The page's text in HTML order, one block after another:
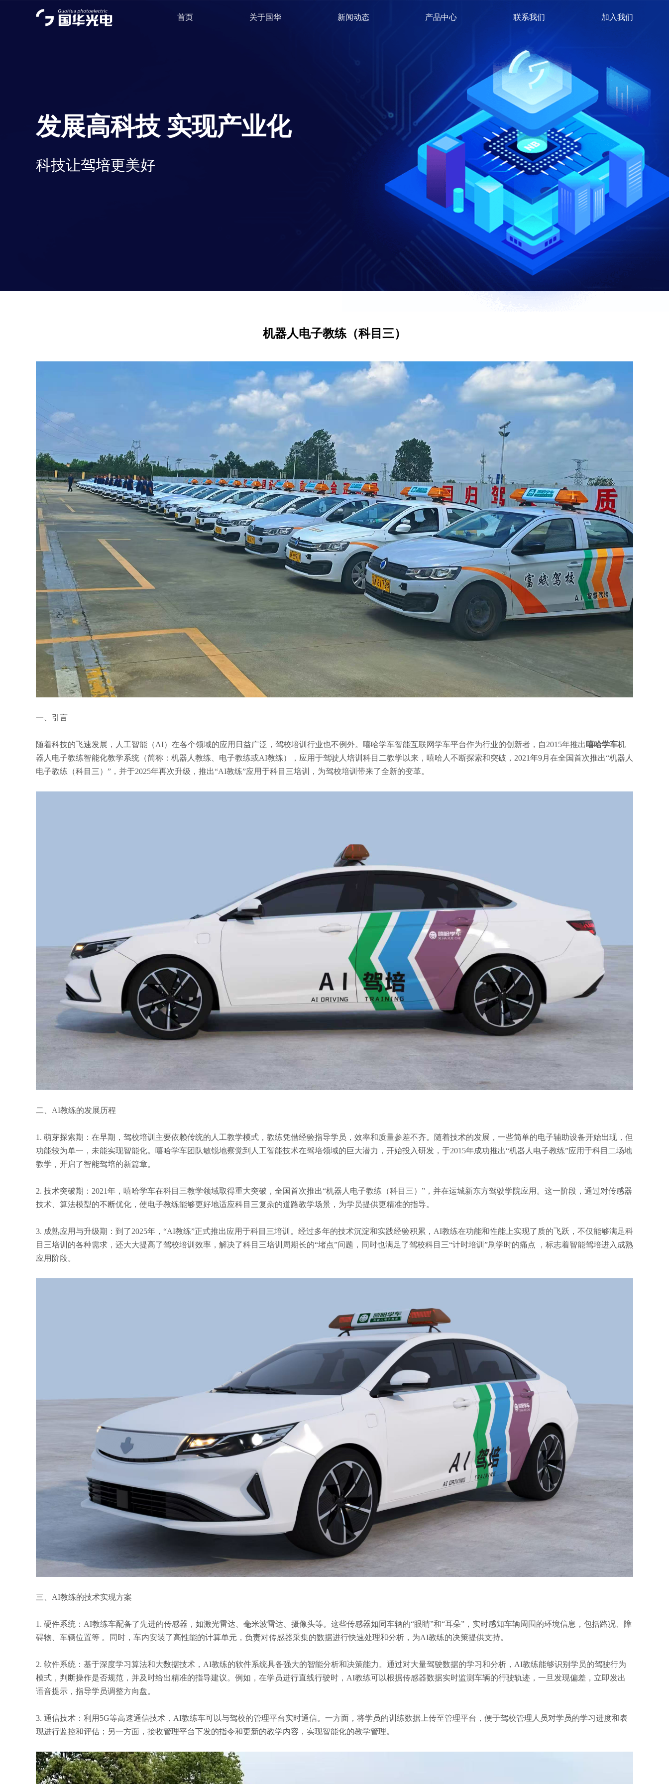
首页 关于国华 新闻动态 产品中心 联系我们 加入我们
发展高科技 实现产业化
科技让驾培更美好
机器人电子教练（科目三）
一、引言
随着科技的飞速发展，人工智能（AI）在各个领域的应用日益广泛，驾校培训行业也不例外。嘻哈学车智能互联网学车平台作为行业的创新者，自2015年推出 嘻哈学车机
器人电子教练智能化教学系统（简称：机器人教练、电子教练或AI教练），应用于驾驶人培训科目二教学以来，嘻哈人不断探索和突破，2021年9月在全国首次推出“机器人
电子教练（科目三）”，并于2025年再次升级，推出“AI教练”应用于科目三培训，为驾校培训带来了全新的变革。
二、AI教练的发展历程
1. 萌芽探索期：在早期，驾校培训主要依赖传统的人工教学模式，教练凭借经验指导学员，效率和质量参差不齐。随着技术的发展，一些简单的电子辅助设备开始出现，但
功能较为单一，未能实现智能化。嘻哈学车团队敏锐地察觉到人工智能技术在驾培领域的巨大潜力，开始投入研发，于2015年成功推出“机器人电子教练”应用于科目二场地
教学，开启了智能驾培的新篇章。
2. 技术突破期：2021年，嘻哈学车在科目三教学领域取得重大突破，全国首次推出“机器人电子教练（科目三）”，并在运城新东方驾驶学院应用。这一阶段，通过对传感器
技术、算法模型的不断优化，使电子教练能够更好地适应科目三复杂的道路教学场景，为学员提供更精准的指导。
3. 成熟应用与升级期：到了2025年，“AI教练”正式推出应用于科目三培训。经过多年的技术沉淀和实践经验积累，AI教练在功能和性能上实现了质的飞跃，不仅能够满足科
目三培训的各种需求，还大大提高了驾校培训效率，解决了科目三培训周期长的“堵点”问题，同时也满足了驾校科目三“计时培训”刷学时的痛点 ，标志着智能驾培进入成熟
应用阶段。
三、AI教练的技术实现方案
1. 硬件系统：AI教练车配备了先进的传感器，如激光雷达、毫米波雷达、摄像头等。这些传感器如同车辆的“眼睛”和“耳朵”，实时感知车辆周围的环境信息，包括路况、障
碍物、车辆位置等 。同时，车内安装了高性能的计算单元，负责对传感器采集的数据进行快速处理和分析，为AI教练的决策提供支持。
2. 软件系统：基于深度学习算法和大数据技术，AI教练的软件系统具备强大的智能分析和决策能力。通过对大量驾驶数据的学习和分析，AI教练能够识别学员的驾驶行为
模式，判断操作是否规范，并及时给出精准的指导建议。例如，在学员进行直线行驶时，AI教练可以根据传感器数据实时监测车辆的行驶轨迹，一旦发现偏差，立即发出
语音提示，指导学员调整方向盘。
3. 通信技术：利用5G等高速通信技术，AI教练车可以与驾校的管理平台实时通信。一方面，将学员的训练数据上传至管理平台，便于驾校管理人员对学员的学习进度和表
现进行监控和评估；另一方面，接收管理平台下发的指令和更新的教学内容，实现智能化的教学管理。